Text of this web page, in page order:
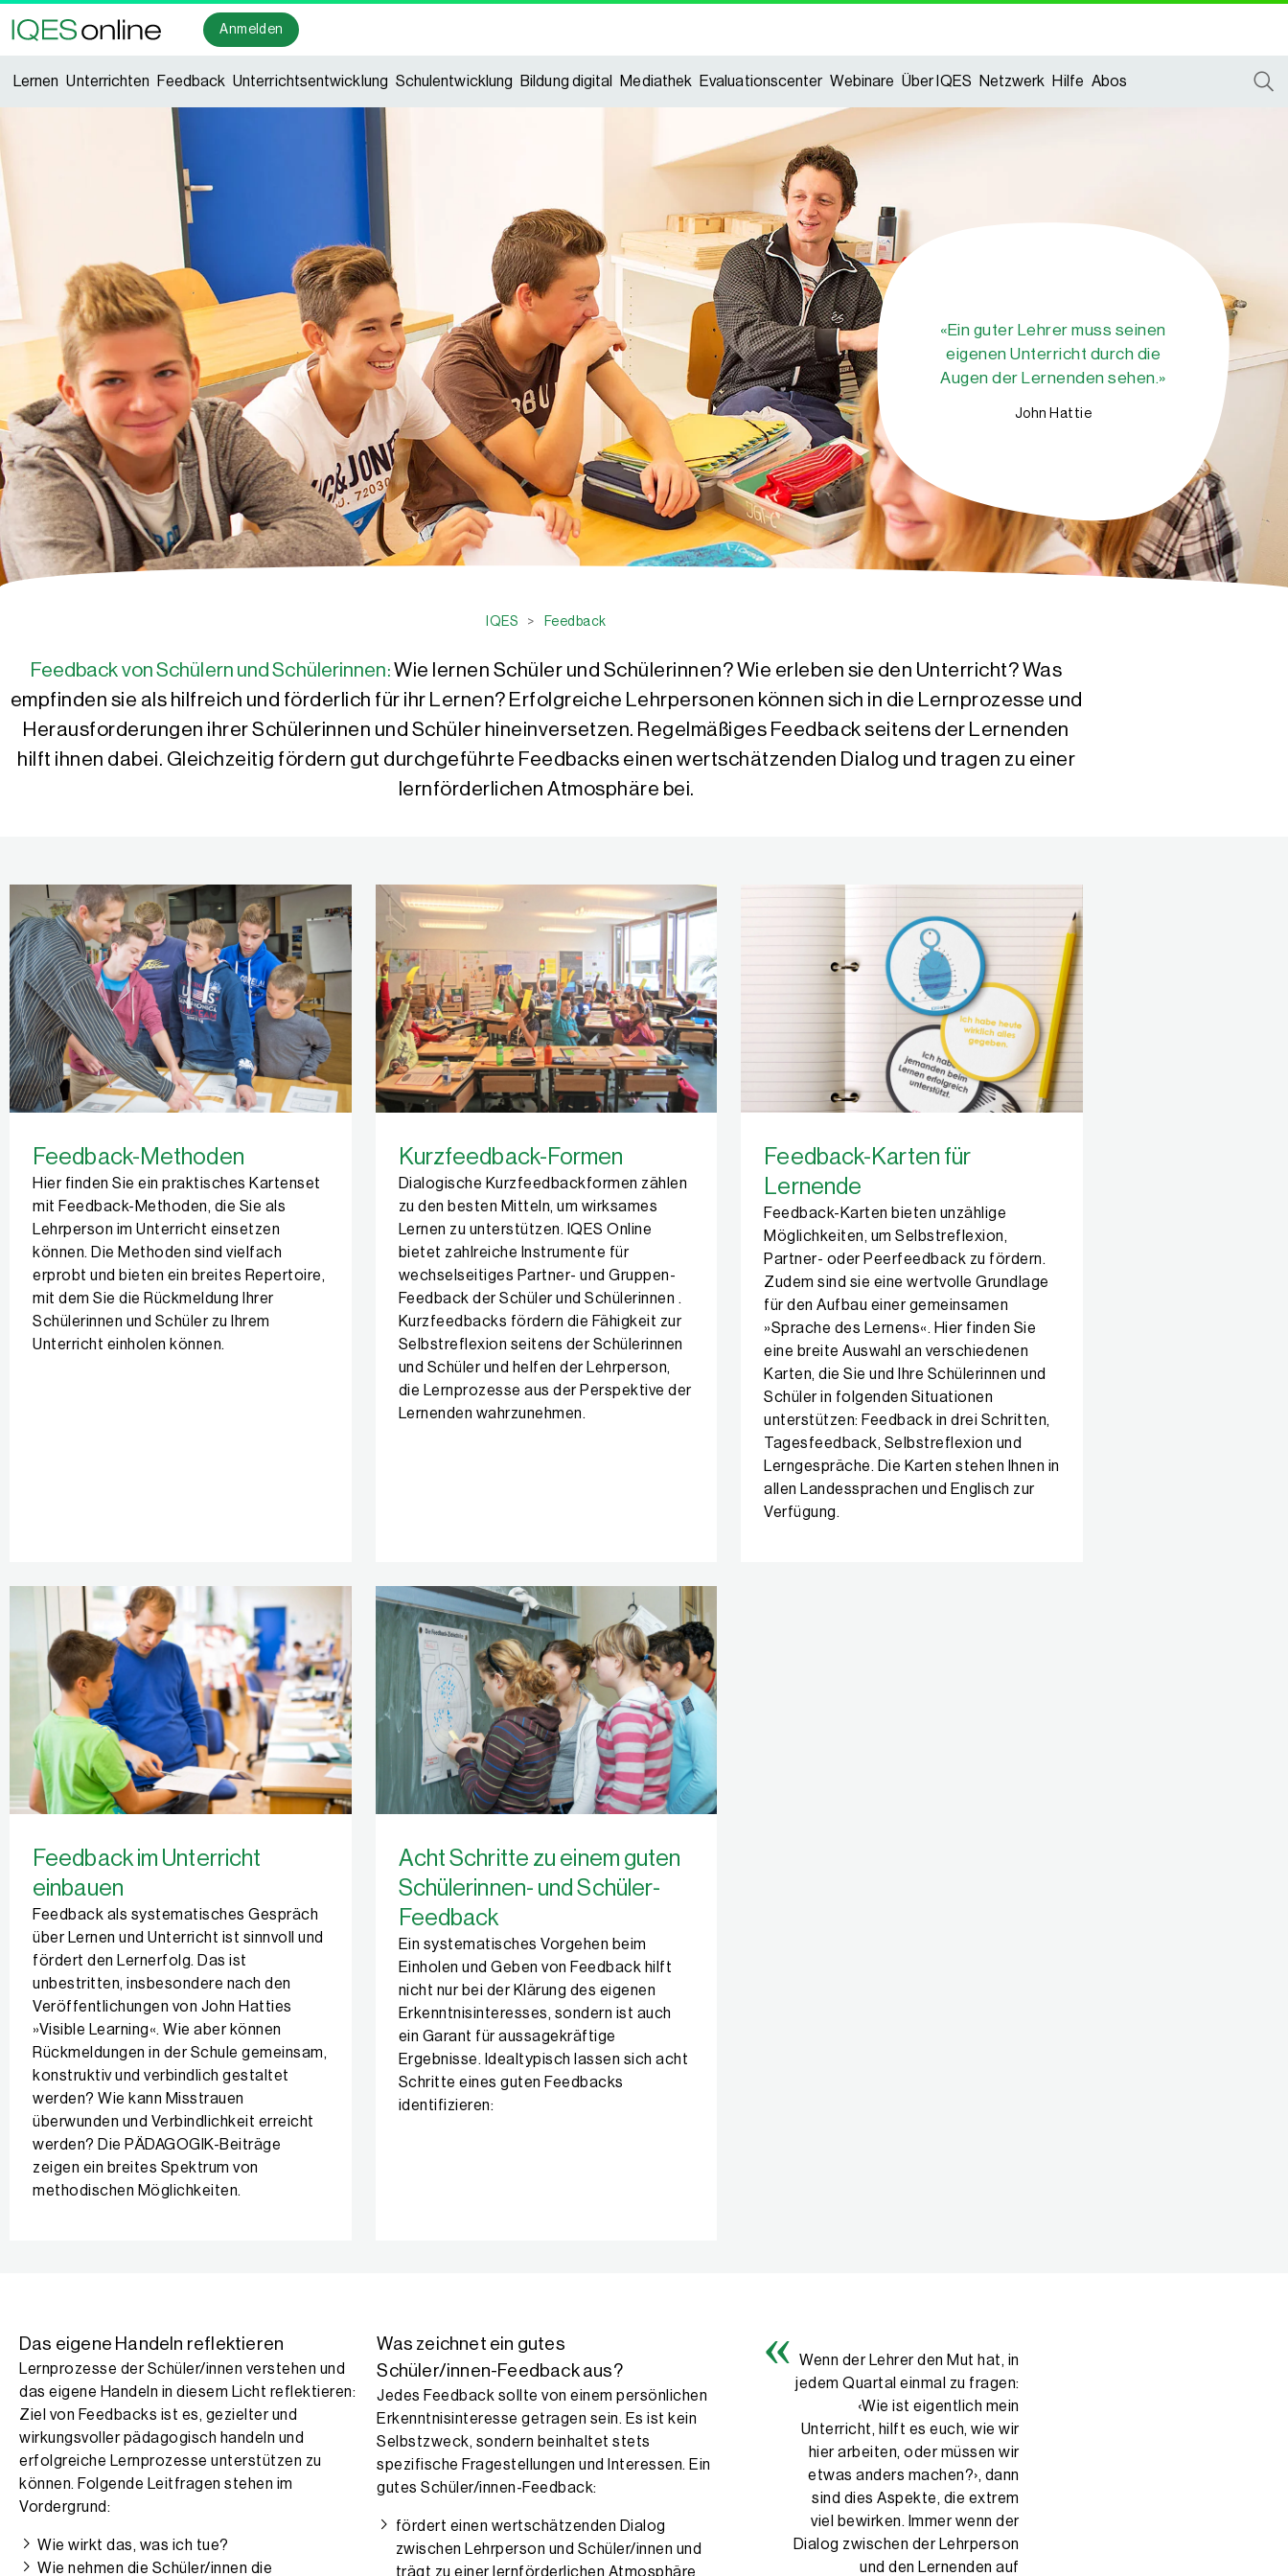
Anmelden
Lernen Unterrichten Feedback Unterrichtsentwicklung Schulentwicklung Bildung digital Mediathek Evaluationscenter Webinare Über IQES Netzwerk Hilfe Abos
«Ein guter Lehrer muss seinen
eigenen Unterricht durch die
Augen der Lernenden sehen.»
John Hattie
IQES > Feedback
Feedback von Schülern und Schülerinnen: Wie lernen Schüler und Schülerinnen? Wie erleben sie den Unterricht? Was
empfinden sie als hilfreich und förderlich für ihr Lernen? Erfolgreiche Lehrpersonen können sich in die Lernprozesse und
Herausforderungen ihrer Schülerinnen und Schüler hineinversetzen. Regelmäßiges Feedback seitens der Lernenden
hilft ihnen dabei. Gleichzeitig fördern gut durchgeführte Feedbacks einen wertschätzenden Dialog und tragen zu einer
lernförderlichen Atmosphäre bei.
Feedback-Methoden
Hier finden Sie ein praktisches Kartenset
mit Feedback-Methoden, die Sie als
Lehrperson im Unterricht einsetzen
können. Die Methoden sind vielfach
erprobt und bieten ein breites Repertoire,
mit dem Sie die Rückmeldung Ihrer
Schülerinnen und Schüler zu Ihrem
Unterricht einholen können.
Kurzfeedback-Formen
Dialogische Kurzfeedbackformen zählen
zu den besten Mitteln, um wirksames
Lernen zu unterstützen. IQES Online
bietet zahlreiche Instrumente für
wechselseitiges Partner- und Gruppen-
Feedback der Schüler und Schülerinnen .
Kurzfeedbacks fördern die Fähigkeit zur
Selbstreflexion seitens der Schülerinnen
und Schüler und helfen der Lehrperson,
die Lernprozesse aus der Perspektive der
Lernenden wahrzunehmen.
Feedback-Karten für
Lernende
Feedback-Karten bieten unzählige
Möglichkeiten, um Selbstreflexion,
Partner- oder Peerfeedback zu fördern.
Zudem sind sie eine wertvolle Grundlage
für den Aufbau einer gemeinsamen
»Sprache des Lernens«. Hier finden Sie
eine breite Auswahl an verschiedenen
Karten, die Sie und Ihre Schülerinnen und
Schüler in folgenden Situationen
unterstützen: Feedback in drei Schritten,
Tagesfeedback, Selbstreflexion und
Lerngespräche. Die Karten stehen Ihnen in
allen Landessprachen und Englisch zur
Verfügung.
Feedback im Unterricht
einbauen
Feedback als systematisches Gespräch
über Lernen und Unterricht ist sinnvoll und
fördert den Lernerfolg. Das ist
unbestritten, insbesondere nach den
Veröffentlichungen von John Hatties
»Visible Learning«. Wie aber können
Rückmeldungen in der Schule gemeinsam,
konstruktiv und verbindlich gestaltet
werden? Wie kann Misstrauen
überwunden und Verbindlichkeit erreicht
werden? Die PÄDAGOGIK-Beiträge
zeigen ein breites Spektrum von
methodischen Möglichkeiten.
Acht Schritte zu einem guten
Schülerinnen- und Schüler-
Feedback
Ein systematisches Vorgehen beim
Einholen und Geben von Feedback hilft
nicht nur bei der Klärung des eigenen
Erkenntnisinteresses, sondern ist auch
ein Garant für aussagekräftige
Ergebnisse. Idealtypisch lassen sich acht
Schritte eines guten Feedbacks
identifizieren:
Schüler/innen-Feedback einsetzen
Das eigene Handeln reflektieren
Lernprozesse der Schüler/innen verstehen und
das eigene Handeln in diesem Licht reflektieren:
Ziel von Feedbacks ist es, gezielter und
wirkungsvoller pädagogisch handeln und
erfolgreiche Lernprozesse unterstützen zu
können. Folgende Leitfragen stehen im
Vordergrund:
Wie wirkt das, was ich tue?
Wie nehmen die Schüler/innen die
Was zeichnet ein gutes
Schüler/innen-Feedback aus?
Jedes Feedback sollte von einem persönlichen
Erkenntnisinteresse getragen sein. Es ist kein
Selbstzweck, sondern beinhaltet stets
spezifische Fragestellungen und Interessen. Ein
gutes Schüler/innen-Feedback:
fördert einen wertschätzenden Dialog
zwischen Lehrperson und Schüler/innen und
trägt zu einer lernförderlichen Atmosphäre
Wenn der Lehrer den Mut hat, in
jedem Quartal einmal zu fragen:
‹Wie ist eigentlich mein
Unterricht, hilft es euch, wie wir
hier arbeiten, oder müssen wir
etwas anders machen?›, dann
sind dies Aspekte, die extrem
viel bewirken. Immer wenn der
Dialog zwischen der Lehrper­son
und den Lernenden auf